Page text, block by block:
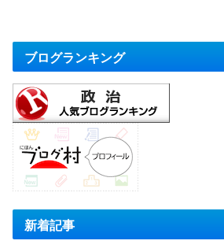
ブログランキング
新着記事